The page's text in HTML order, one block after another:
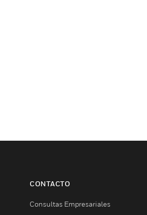
CONTACTO
Consultas Empresariales